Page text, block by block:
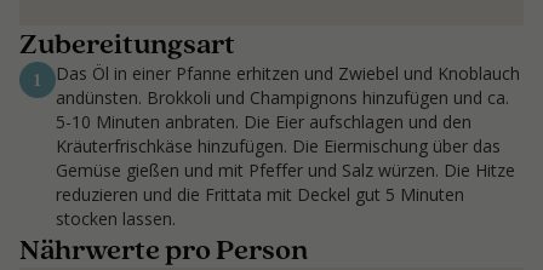
Zubereitungsart
1
Das Öl in einer Pfanne erhitzen und Zwiebel und Knoblauch
andünsten. Brokkoli und Champignons hinzufügen und ca.
5-10 Minuten anbraten. Die Eier aufschlagen und den
Kräuterfrischkäse hinzufügen. Die Eiermischung über das
Gemüse gießen und mit Pfeffer und Salz würzen. Die Hitze
reduzieren und die Frittata mit Deckel gut 5 Minuten
stocken lassen.
Nährwerte pro Person